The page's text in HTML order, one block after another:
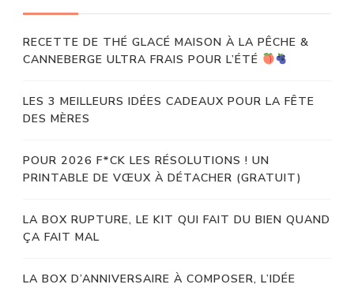
RECETTE DE THÉ GLACÉ MAISON À LA PÊCHE &
CANNEBERGE ULTRA FRAIS POUR L’ÉTÉ
LES 3 MEILLEURS IDÉES CADEAUX POUR LA FÊTE
DES MÈRES
POUR 2026 F*CK LES RÉSOLUTIONS ! UN
PRINTABLE DE VŒUX À DÉTACHER (GRATUIT)
LA BOX RUPTURE, LE KIT QUI FAIT DU BIEN QUAND
ÇA FAIT MAL
LA BOX D’ANNIVERSAIRE À COMPOSER, L’IDÉE